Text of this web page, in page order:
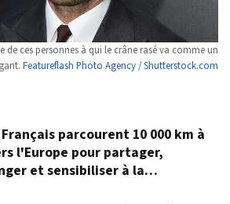
ces personnes à qui le crâne rasé va comme un
gant. Featureflash Photo Agency / Shutterstock.com
parcourent 10 000 km à
l'Europe pour partager,
et sensibiliser à la